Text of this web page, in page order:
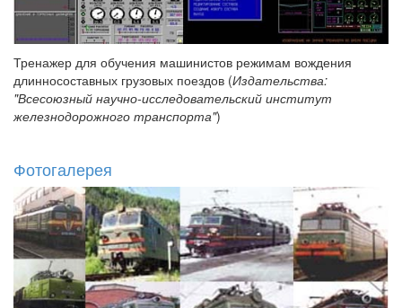
Тренажер для обучения машинистов режимам вождения
длинносоставных грузовых поездов (Издательства:
"Всесоюзный научно-исследовательский институт
железнодорожного транспорта")
Фотогалерея